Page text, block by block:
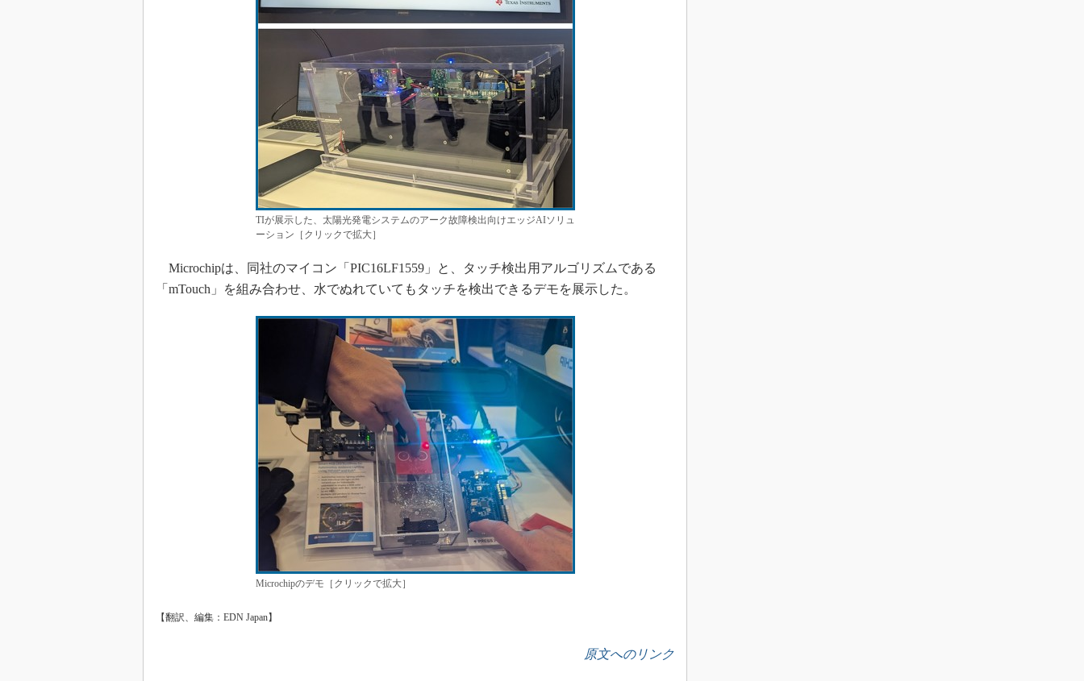
TIが展示した、太陽光発電システムのアーク故障検出向けエッジAIソリュ
ーション［クリックで拡大］
Microchipは、同社のマイコン「PIC16LF1559」と、タッチ検出用アルゴリズムである
「mTouch」を組み合わせ、水でぬれていてもタッチを検出できるデモを展示した。
Microchipのデモ［クリックで拡大］
【翻訳、編集：EDN Japan】
原文へのリンク